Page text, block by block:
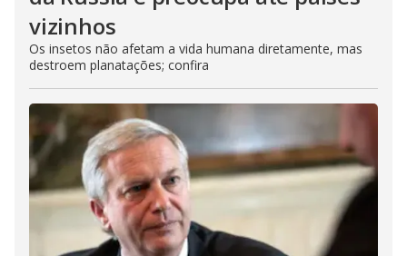
vizinhos
Os insetos não afetam a vida humana diretamente, mas
destroem planatações; confira